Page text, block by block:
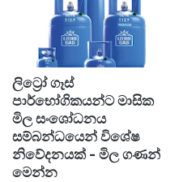
ගිගුරුම් සහිත වැසි සමඟ
තද සුළං වලින් සහ
අවම කර ගැනීමට අවශ්‍ය
කාලගුණවිද්‍යා
ඉල්ලා සිටිනු ලබයි.
ලිට්‍රෝ ගෑස්
පාර්භෝගිකයන්ට මාසික
මිල සංශෝධනය
සම්බන්ධයෙන් විශේෂ
නිවේදනයක් - මිල ගණන්
මෙන්න